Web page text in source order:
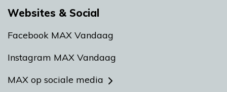
Websites & Social
Facebook MAX Vandaag
Instagram MAX Vandaag
MAX op sociale media